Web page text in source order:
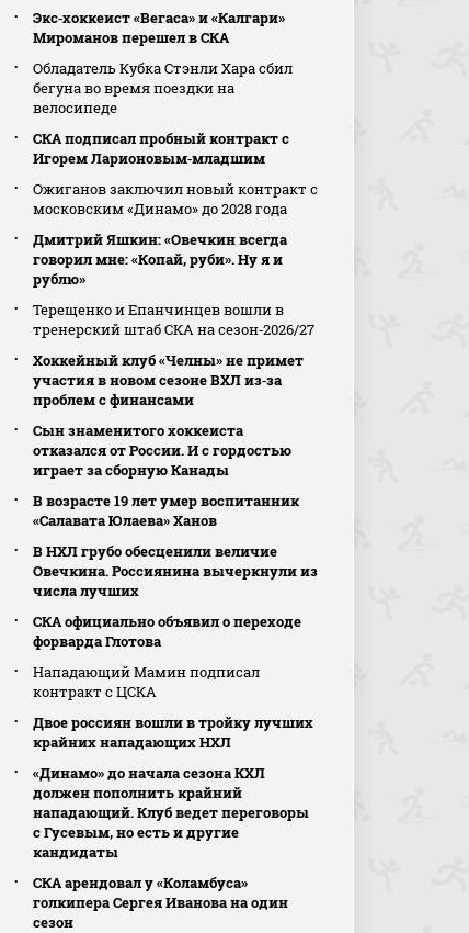
Экс‑хоккеист «Вегаса» и «Калгари»
Мироманов перешел в СКА
Обладатель Кубка Стэнли Хара сбил
бегуна во время поездки на
велосипеде
СКА подписал пробный контракт с
Игорем Ларионовым‑младшим
Ожиганов заключил новый контракт с
московским «Динамо» до 2028 года
Дмитрий Яшкин: «Овечкин всегда
говорил мне: «Копай, руби». Ну я и
рублю»
Терещенко и Епанчинцев вошли в
тренерский штаб СКА на сезон‑2026/27
Хоккейный клуб «Челны» не примет
участия в новом сезоне ВХЛ из‑за
проблем с финансами
Сын знаменитого хоккеиста
отказался от России. И с гордостью
играет за сборную Канады
В возрасте 19 лет умер воспитанник
«Салавата Юлаева» Ханов
В НХЛ грубо обесценили величие
Овечкина. Россиянина вычеркнули из
числа лучших
СКА официально объявил о переходе
форварда Глотова
Нападающий Мамин подписал
контракт с ЦСКА
Двое россиян вошли в тройку лучших
крайних нападающих НХЛ
«Динамо» до начала сезона КХЛ
должен пополнить крайний
нападающий. Клуб ведет переговоры
с Гусевым, но есть и другие
кандидаты
СКА арендовал у «Коламбуса»
голкипера Сергея Иванова на один
сезон